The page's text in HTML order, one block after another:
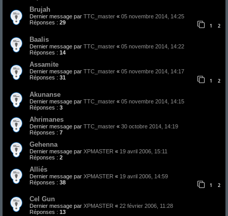
Brujah
Dernier message par TTC_master « 05 novembre 2014, 14:25
Réponses : 29 1 2
Baalis
Dernier message par TTC_master « 05 novembre 2014, 14:22
Réponses : 14
Assamite
Dernier message par TTC_master « 05 novembre 2014, 14:17
Réponses : 31 1 2
Akunanse
Dernier message par TTC_master « 05 novembre 2014, 14:15
Réponses : 3
Ahrimanes
Dernier message par TTC_master « 30 octobre 2014, 14:19
Réponses : 7
Gehenna
Dernier message par XPMASTER « 19 avril 2006, 15:11
Réponses : 2
Alliés
Dernier message par XPMASTER « 19 avril 2006, 14:59
Réponses : 38 1 2
Cel Gun
Dernier message par XPMASTER « 22 février 2006, 11:28
Réponses : 13